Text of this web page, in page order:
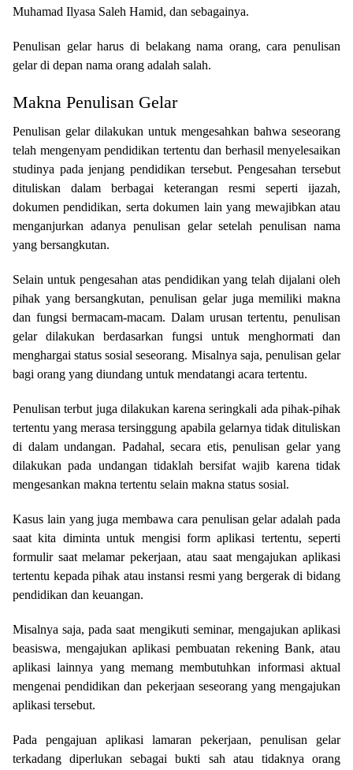
Muhamad Ilyasa Saleh Hamid, dan sebagainya.
Penulisan gelar harus di belakang nama orang, cara penulisan
gelar di depan nama orang adalah salah.
Makna Penulisan Gelar
Penulisan gelar dilakukan untuk mengesahkan bahwa seseorang
telah mengenyam pendidikan tertentu dan berhasil menyelesaikan
studinya pada jenjang pendidikan tersebut. Pengesahan tersebut
dituliskan dalam berbagai keterangan resmi seperti ijazah,
dokumen pendidikan, serta dokumen lain yang mewajibkan atau
menganjurkan adanya penulisan gelar setelah penulisan nama
yang bersangkutan.
Selain untuk pengesahan atas pendidikan yang telah dijalani oleh
pihak yang bersangkutan, penulisan gelar juga memiliki makna
dan fungsi bermacam-macam. Dalam urusan tertentu, penulisan
gelar dilakukan berdasarkan fungsi untuk menghormati dan
menghargai status sosial seseorang. Misalnya saja, penulisan gelar
bagi orang yang diundang untuk mendatangi acara tertentu.
Penulisan terbut juga dilakukan karena seringkali ada pihak-pihak
tertentu yang merasa tersinggung apabila gelarnya tidak dituliskan
di dalam undangan. Padahal, secara etis, penulisan gelar yang
dilakukan pada undangan tidaklah bersifat wajib karena tidak
mengesankan makna tertentu selain makna status sosial.
Kasus lain yang juga membawa cara penulisan gelar adalah pada
saat kita diminta untuk mengisi form aplikasi tertentu, seperti
formulir saat melamar pekerjaan, atau saat mengajukan aplikasi
tertentu kepada pihak atau instansi resmi yang bergerak di bidang
pendidikan dan keuangan.
Misalnya saja, pada saat mengikuti seminar, mengajukan aplikasi
beasiswa, mengajukan aplikasi pembuatan rekening Bank, atau
aplikasi lainnya yang memang membutuhkan informasi aktual
mengenai pendidikan dan pekerjaan seseorang yang mengajukan
aplikasi tersebut.
Pada pengajuan aplikasi lamaran pekerjaan, penulisan gelar
terkadang diperlukan sebagai bukti sah atau tidaknya orang